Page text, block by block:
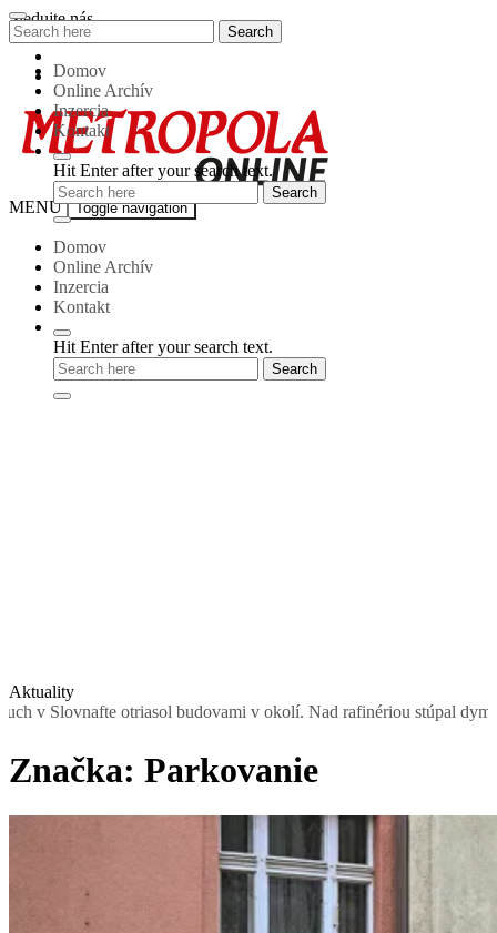
Skip
to
content
Sledujte nás
Metropola-
MENU Toggle navigation
Domov
Online Archív
Inzercia
Kontakt
Hit Enter after your search text.
Search
for:
Search
Domov
Online Archív
Inzercia
Kontakt
Hit Enter after your search text.
Aktuality
v okolí. Nad rafinériou stúpal dym, obyvateľom odporučili
Značka: Parkovanie